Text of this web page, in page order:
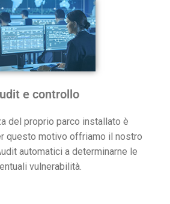
e controllo
del proprio parco installato è
questo motivo offriamo il nostro
automatici a determinarne le
vulnerabilità.